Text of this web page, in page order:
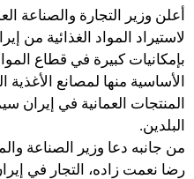
أعلن وزير التجارة والصناعة
لاستيراد المواد الغذائية من
بإمكانيات كبيرة في قطاع
الأساسية منها لمصانع
المنتجات العمانية في إيران
البلدين.
من جانبه دعا وزير الصناعة
رضا نعمت زاده، التجار في